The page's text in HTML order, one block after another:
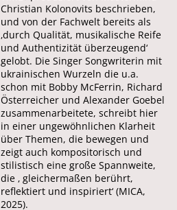
Christian Kolonovits beschrieben,
und von der Fachwelt bereits als
‚durch Qualität, musikalische Reife
und Authentizität überzeugend‘
gelobt. Die Singer Songwriterin mit
ukrainischen Wurzeln die u.a.
schon mit Bobby McFerrin, Richard
Österreicher und Alexander Goebel
zusammenarbeitete, schreibt hier
in einer ungewöhnlichen Klarheit
über Themen, die bewegen und
zeigt auch kompositorisch und
stilistisch eine große Spannweite,
die ‚ gleichermaßen berührt,
reflektiert und inspiriert‘ (MICA,
2025).